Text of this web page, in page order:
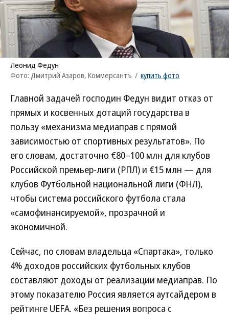
Леонид Федун
Фото: Дмитрий Азаров, Коммерсантъ / купить фото
Главной задачей господин Федун видит отказ от
прямых и косвенных дотаций государства в
пользу «механизма медиаправ с прямой
зависимостью от спортивных результатов». По
его словам, достаточно €80–100 млн для клубов
Российской премьер-лиги (РПЛ) и €15 млн — для
клубов Футбольной национальной лиги (ФНЛ),
чтобы система российского футбола стала
«самофинансируемой», прозрачной и
экономичной.
Сейчас, по словам владельца «Спартака», только
4% доходов российских футбольных клубов
составляют доходы от реализации медиаправ. По
этому показателю Россия является аутсайдером в
рейтинге UEFA. «Без решения вопроса с